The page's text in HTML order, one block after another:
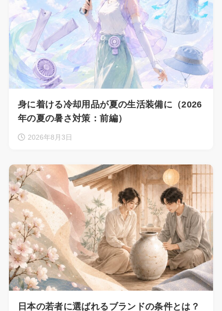
身に着ける冷却用品が夏の生活装備に（2026
年の夏の暑さ対策：前編）
2026年8月3日
日本の若者に選ばれるブランドの条件とは？